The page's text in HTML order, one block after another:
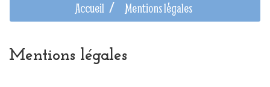
Accueil Mentions légales
Mentions légales